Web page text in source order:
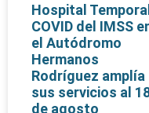
Hospital
COVID del IMSS
el Autódromo
Hermanos
Rodríguez amplía
sus servicios al
de agosto